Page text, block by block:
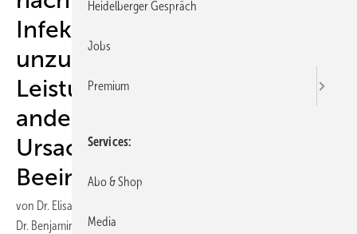
Infektion trotz Ausschluss
unzureichender
Leistungsvalidität und
anderer medizinischer
Ursachen für kognitive
Beeinträchtigungen
von Dr. Elisabeth Vossler-Thies, Dr. Wolfgang H. Molt, Diana Schmidt,
Dr. Benjamin Liske Dr. Tobias Hoheisel, Dr. Elisabeth Beck
Heidelberger Gespräch
Jobs
Premium
Services
Abo & Shop
Media